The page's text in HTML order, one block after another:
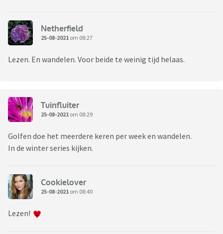
Netherfield
25-08-2021 om 08:27
Lezen. En wandelen. Voor beide te weinig tijd helaas.
Tuinfluiter
25-08-2021 om 08:29
Golfen doe het meerdere keren per week en wandelen.
In de winter series kijken.
Cookielover
25-08-2021 om 08:40
Lezen!